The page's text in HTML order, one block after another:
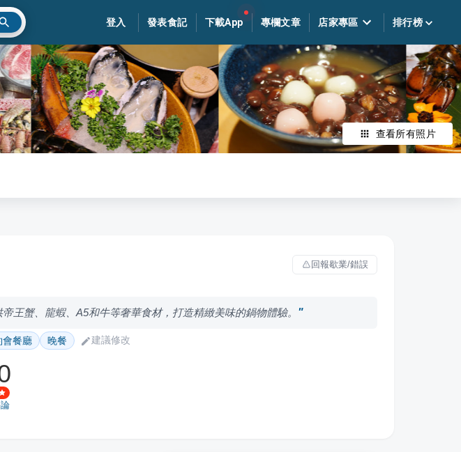
登入 發表食記 下載App 專欄文章 店家專區 排行榜
查看所有照片
回報歇業/錯誤
王蟹、龍蝦、A5和牛等奢華食材，打造精緻美味的鍋物體驗。
會餐廳 晚餐 建議修改